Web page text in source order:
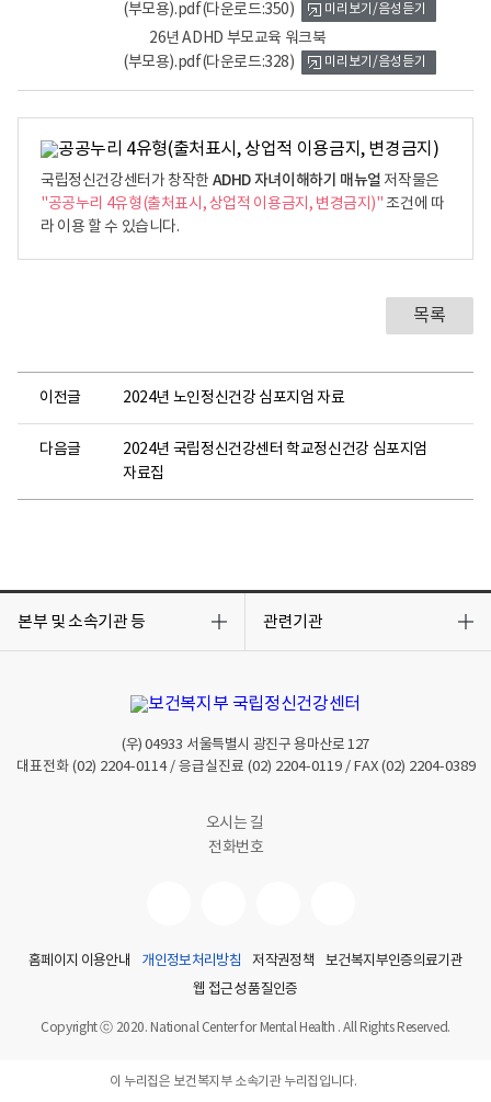
(부모용).pdf(다운로드:350) 미리보기/음성듣기
26년 ADHD 부모교육 워크북
(부모용).pdf(다운로드:328) 미리보기/음성듣기
국립정신건강센터가 창작한 ADHD 자녀이해하기 매뉴얼 저작물은
"공공누리 4유형(출처표시, 상업적 이용금지, 변경금지)"조건에 따
라 이용 할 수 있습니다.
목록
이전글 2024년 노인정신건강 심포지엄 자료
다음글
2024년 국립정신건강센터 학교정신건강 심포지엄
자료집
본부 및 소속기관 등
기
관련기관
기
(우)04933 서울특별시 광진구 용마산로 127
대표전화 (02) 2204-0114/ 응급실진료 (02) 2204-0119/ FAX (02) 2204-0389
오시는 길
전화번호
홈페이지 이용안내 개인정보처리방침 저작권정책
보건복지부인증의료기관
웹 접근성 품질인증
Copyright ⓒ 2020. National Center for Mental Health . All Rights Reserved.
이 누리집은 보건복지부 소속기관 누리집입니다.